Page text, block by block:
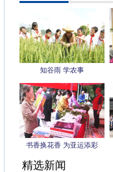
知谷雨 学农事
书香换花香 为亚运添彩
精选新闻